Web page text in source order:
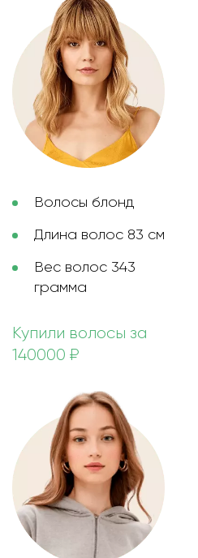
Волосы блонд
Длина волос 83 см
Вес волос 343
грамма
Купили волосы за
140000 ₽